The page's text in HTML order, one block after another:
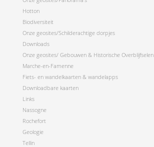
Hotton
Biodiversiteit
Onze geosites/Schilderachtige dorpjes
Downloads
Onze geosites/ Gebouwen & Historische Overblijfselen
Marche-en-Famenne
Fiets- en wandelkaarten & wandelapps
Downloadbare kaarten
Links
Nassogne
Rochefort
Geologie
Tellin